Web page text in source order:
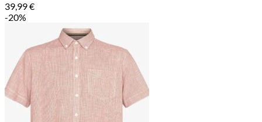
39,99€
-20%